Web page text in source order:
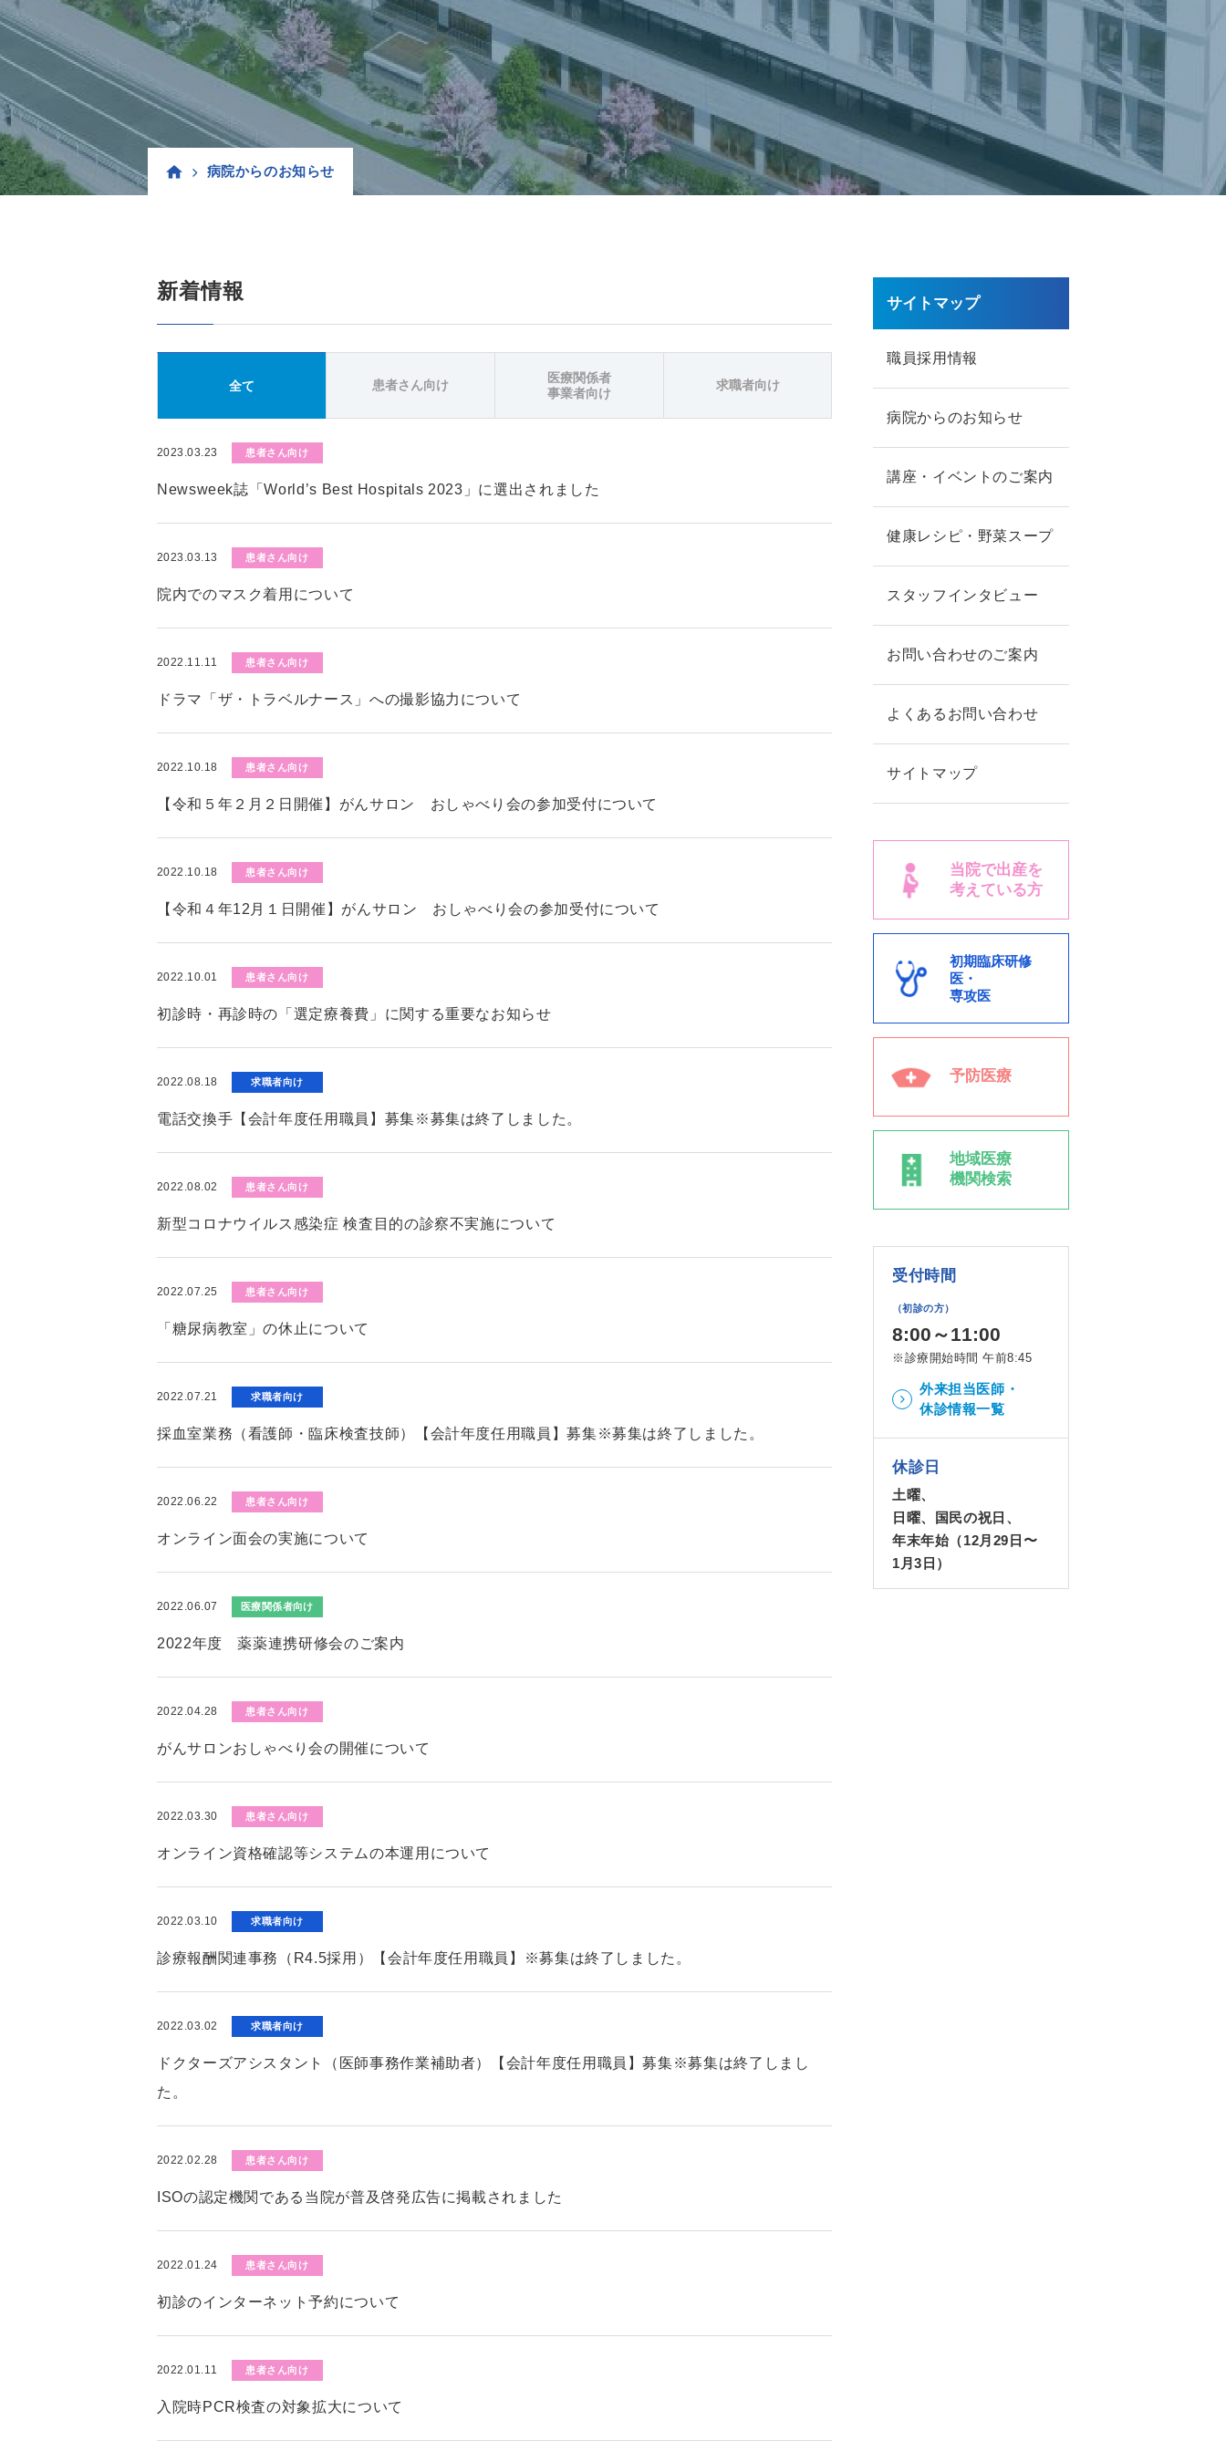
病院からのお知らせ
新着情報
全て 患者さん向け
医療関係者
事業者向け
求職者向け
2023.03.23 患者さん向け
Newsweek誌「World’s Best Hospitals 2023」に選出されました
2023.03.13 患者さん向け
院内でのマスク着用について
2022.11.11 患者さん向け
ドラマ「ザ・トラベルナース」への撮影協力について
2022.10.18 患者さん向け
【令和５年２月２日開催】がんサロン おしゃべり会の参加受付について
2022.10.18 患者さん向け
【令和４年12月１日開催】がんサロン おしゃべり会の参加受付について
2022.10.01 患者さん向け
初診時・再診時の「選定療養費」に関する重要なお知らせ
2022.08.18 求職者向け
電話交換手【会計年度任用職員】募集※募集は終了しました。
2022.08.02 患者さん向け
新型コロナウイルス感染症 検査目的の診察不実施について
2022.07.25 患者さん向け
「糖尿病教室」の休止について
2022.07.21 求職者向け
採血室業務（看護師・臨床検査技師）【会計年度任用職員】募集※募集は終了しました。
2022.06.22 患者さん向け
オンライン面会の実施について
2022.06.07 医療関係者向け
2022年度 薬薬連携研修会のご案内
2022.04.28 患者さん向け
がんサロンおしゃべり会の開催について
2022.03.30 患者さん向け
オンライン資格確認等システムの本運用について
2022.03.10 求職者向け
診療報酬関連事務（R4.5採用）【会計年度任用職員】※募集は終了しました。
2022.03.02 求職者向け
ドクターズアシスタント（医師事務作業補助者）【会計年度任用職員】募集※募集は終了しまし
た。
2022.02.28 患者さん向け
ISOの認定機関である当院が普及啓発広告に掲載されました
2022.01.24 患者さん向け
初診のインターネット予約について
2022.01.11 患者さん向け
入院時PCR検査の対象拡大について
サイトマップ
職員採用情報
病院からのお知らせ
講座・イベントのご案内
健康レシピ・野菜スープ
スタッフインタビュー
お問い合わせのご案内
よくあるお問い合わせ
サイトマップ
当院で出産を
考えている方
初期臨床研修
医・
専攻医
予防医療
地域医療
機関検索
受付時間
（初診の方）
8:00～11:00
※診療開始時間 午前8:45
外来担当医師・
休診情報一覧
休診日
土曜、
日曜、国民の祝日、
年末年始（12月29日〜
1月3日）